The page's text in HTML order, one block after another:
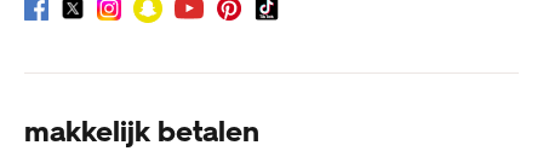
makkelijk betalen